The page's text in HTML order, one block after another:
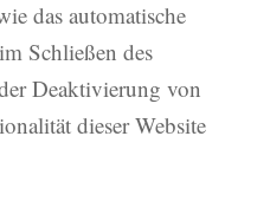
das automatische
Schließen des
Deaktivierung von
dieser Website